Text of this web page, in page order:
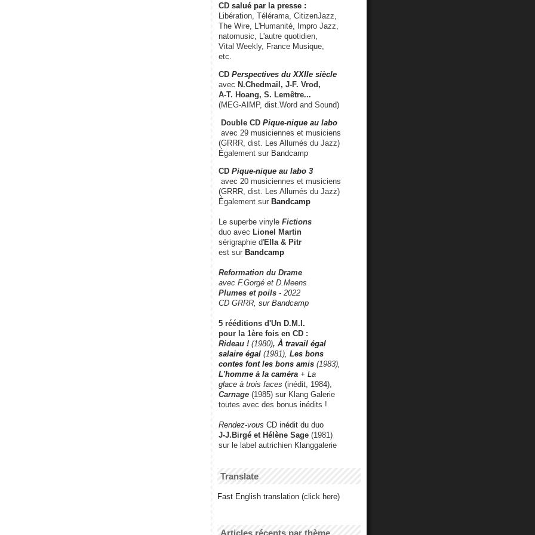
CD salué par la presse :
Libération, Télérama, CitizenJazz,
The Wire, L'Humanité, Impro Jazz,
natomusic, L'autre quotidien,
Vital Weekly, France Musique,
etc.
CD Perspectives du XXIIe siècle
avec N.Chedmail, J-F. Vrod,
A-T. Hoang, S. Lemêtre...
(MEG-AIMP, dist.Word and Sound)
Double CD Pique-nique au labo
avec 29 musiciennes et musiciens
(GRRR, dist. Les Allumés du Jazz)
Également sur Bandcamp
CD Pique-nique au labo 3
avec 20 musiciennes et musiciens
(GRRR, dist. Les Allumés du Jazz)
Également sur Bandcamp
Le superbe vinyle Fictions
duo avec Lionel Martin
sérigraphie d'Ella & Pitr
est sur Bandcamp
Reformation du Drame
avec F.Gorgé et D.Meens
Plumes et poils - 2022
CD GRRR, sur Bandcamp
5 rééditions d'Un D.M.I.
pour la 1ère fois en CD :
Rideau ! (1980), À travail égal
salaire égal (1981), Les bons
contes font les bons amis (1983),
L'homme à la caméra + La
glace à trois faces (inédit, 1984),
Carnage (1985) sur Klang Galerie
toutes avec des bonus inédits !
Rendez-vous CD inédit du duo
J-J.Birgé et Hélène Sage (1981)
sur le label autrichien Klanggalerie
Translate
Fast English translation (click here)
Articles récents par thème